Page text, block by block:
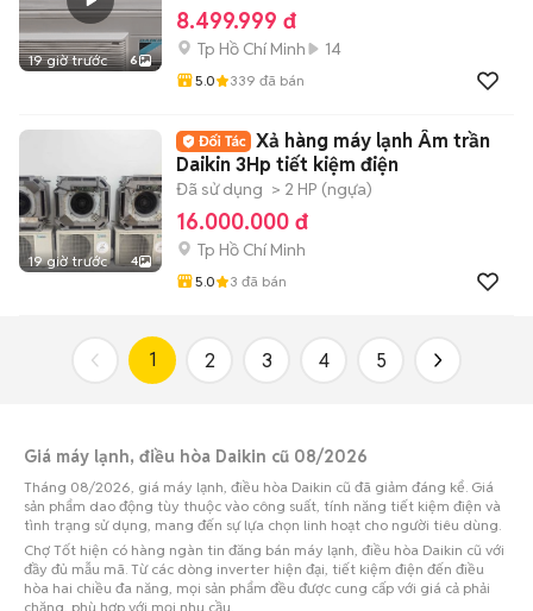
19 giờ trước 6
8.499.999 đ
Tp Hồ Chí Minh 14
5.0 339 đã bán
19 giờ trước 4
Xả hàng máy lạnh Âm trần
Daikin 3Hp tiết kiệm điện
Đã sử dụng > 2 HP (ngựa)
16.000.000 đ
Tp Hồ Chí Minh
5.0 3 đã bán
1 2 3 4 5
Giá máy lạnh, điều hòa Daikin cũ 08/2026
Tháng 08/2026, giá máy lạnh, điều hòa Daikin cũ đã giảm đáng kể. Giá
sản phẩm dao động tùy thuộc vào công suất, tính năng tiết kiệm điện và
tình trạng sử dụng, mang đến sự lựa chọn linh hoạt cho người tiêu dùng.
Chợ Tốt hiện có hàng ngàn tin đăng bán máy lạnh, điều hòa Daikin cũ với
đầy đủ mẫu mã. Từ các dòng inverter hiện đại, tiết kiệm điện đến điều
hòa hai chiều đa năng, mọi sản phẩm đều được cung cấp với giá cả phải
chăng, phù hợp với mọi nhu cầu.